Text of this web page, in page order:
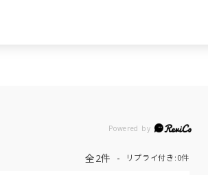
Powered by
全2件 リプライ付き:0件